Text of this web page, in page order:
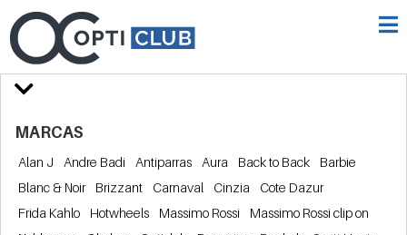
MARCAS
Alan J Andre Badi Antiparras Aura Back to Back
Barbie
Blanc & Noir
Brizzant Carnaval Cinzia
Cote Dazur
Frida Kahlo
Hotwheels Massimo Rossi
Massimo Rossi clip on